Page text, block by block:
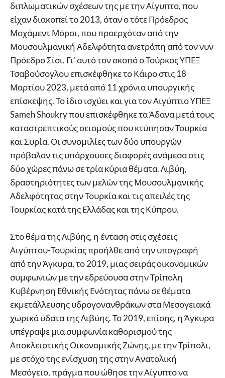
διπλωματικών σχέσεων της με την Αίγυπτο, που
είχαν διακοπεί το 2013, όταν ο τότε Πρόεδρος
Μοχάμεντ Μόρσι, που προερχόταν από την
Μουσουλμανική Αδελφότητα ανετράπη από τον νυν
Πρόεδρο Σίσι. Γι’ αυτό τον σκοπό ο Τούρκος ΥΠΕΞ
Τσαβούσογλου επισκέφθηκε το Κάιρο στις 18
Μαρτίου 2023, μετά από 11 χρόνια υπουργικής
επίσκεψης. Το ίδιο ισχύει και για τον Αιγύπτιο ΥΠΕΞ
Sameh Shoukry που επισκέφθηκε τα Άδανα μετά τους
καταστρεπτικούς σεισμούς που κτύπησαν Τουρκία
και Συρία. Οι συνομιλίες των δύο υπουργών
πρόβαλαν τις υπάρχουσες διαφορές ανάμεσα στις
δύο χώρες πάνω σε τρία κύρια θέματα. Λιβύη,
δραστηριότητες των μελών της Μουσουλμανικής
Αδελφότητας στην Τουρκία και τις απειλές της
Τουρκίας κατά της Ελλάδας και της Κύπρου.
Στο θέμα της Λιβύης, η ένταση στις σχέσεις
Αιγύπτου-Τουρκίας προήλθε από την υπογραφή
από την Άγκυρα, το 2019, μιας σειράς οικονομικών
συμφωνιών με την εδρεύουσα στην Τρίπολη
Κυβέρνηση Εθνικής Ενότητας πάνω σε θέματα
εκμετάλλευσης υδρογονανθράκων στα Μεσογειακά
χωρικά ύδατα της Λιβύης. Το 2019, επίσης, η Άγκυρα
υπέγραψε μια συμφωνία καθορισμού της
Αποκλειστικής Οικονομικής Ζώνης, με την Τρίπολι,
με στόχο της ενίσχυση της στην Ανατολική
Μεσόγειο, πράγμα που ώθησε την Αίγυπτο να